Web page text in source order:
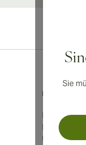
Sie
Informationen
Über uns